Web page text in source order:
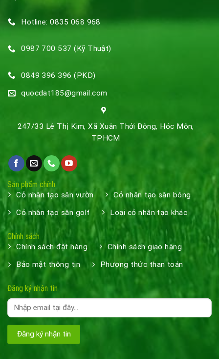
Hotline: 0835 068 968
0987 700 537 (Kỹ Thuật)
0849 396 396 (PKD)
quocdat185@gmail.com
247/33 Lê Thị Kim, Xã Xuân Thới Đông, Hóc Môn,
TPHCM
Sản phẩm chính
Cỏ nhân tạo sân vườn Cỏ nhân tạo sân bóng
Cỏ nhân tạo sân golf Loại cỏ nhân tạo khác
Chính sách
Chính sách đặt hàng Chính sách giao hàng
Bảo mật thông tin Phương thức than toán
Đăng ký nhận tin